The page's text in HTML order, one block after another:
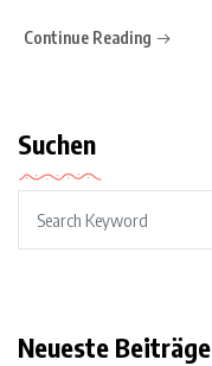
Continue Reading
Suchen
Neueste Beiträge